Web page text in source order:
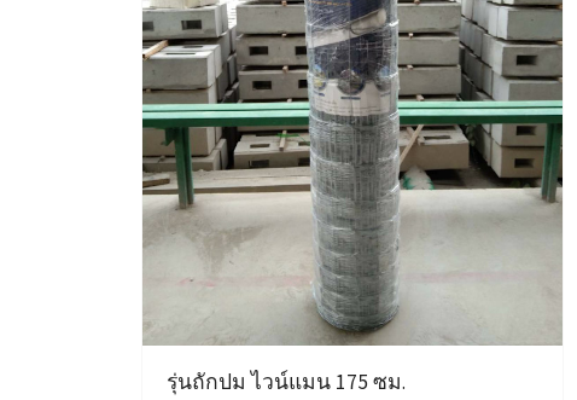
รุ่นถักปม ไวน์แมน 175 ซม.